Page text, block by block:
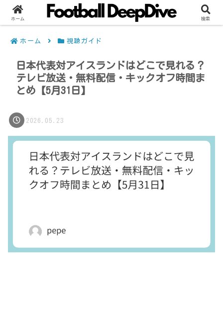
ホーム 視聴ガイド
日本代表対アイスランドはどこで見れる？
テレビ放送・無料配信・キックオフ時間ま
とめ【5月31日】
2026.05.23
ホーム 検索